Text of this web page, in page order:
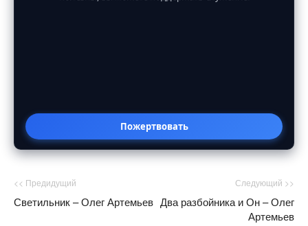
Пожертвовать
<< Предидущий
Светильник – Олег Артемьев
Следующий >>
Два разбойника и Он – Олег
Артемьев